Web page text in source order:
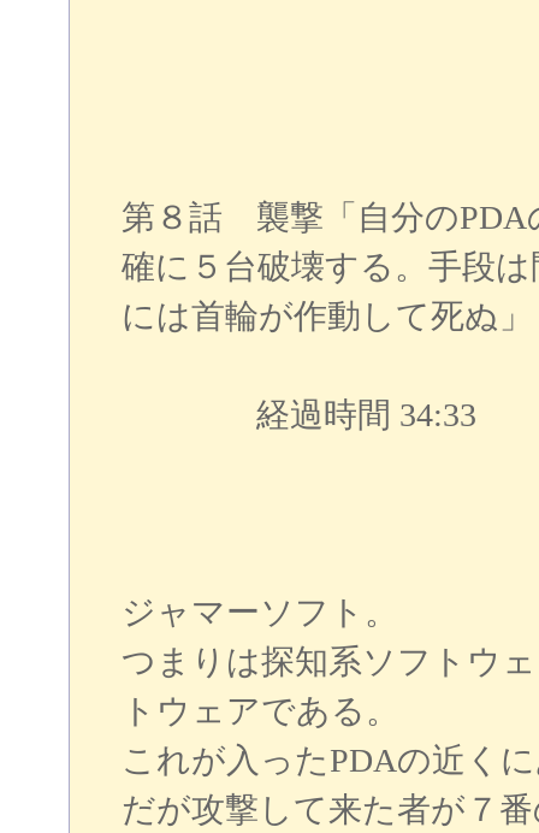
第８話 襲撃「自分のPDA
確に５台破壊する。手段
には首輪が作動して死ぬ」
経過時間 34:33
ジャマーソフト。
つまりは探知系ソフトウ
トウェアである。
これが入ったPDAの近く
だが攻撃して来た者が７